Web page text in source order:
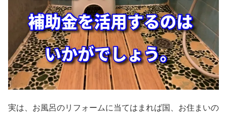
実は、お風呂のリフォームに当てはまれば国、お住まいの